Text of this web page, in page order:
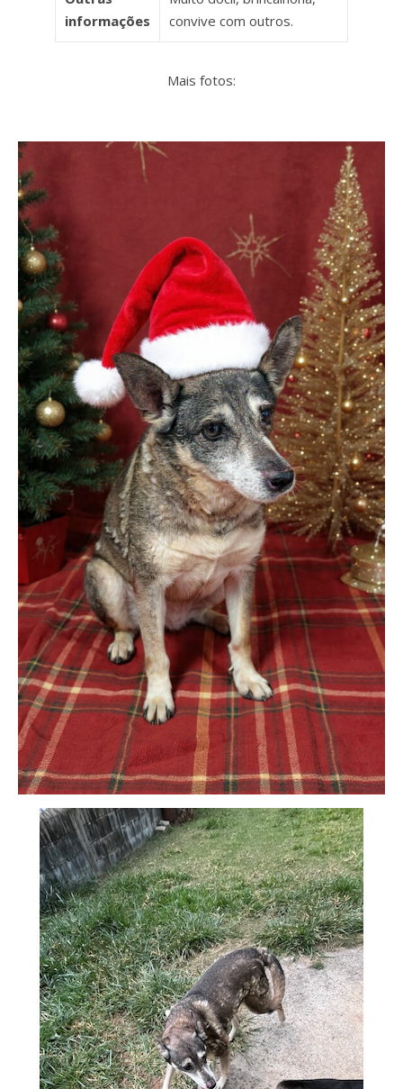
informações
convive com outros.
Mais fotos: